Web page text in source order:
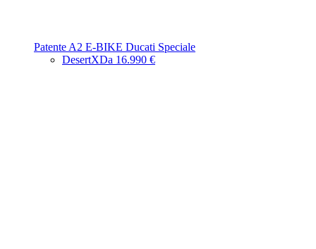
Patente A2 E-BIKE Ducati Speciale
DesertXDa 16.990 €